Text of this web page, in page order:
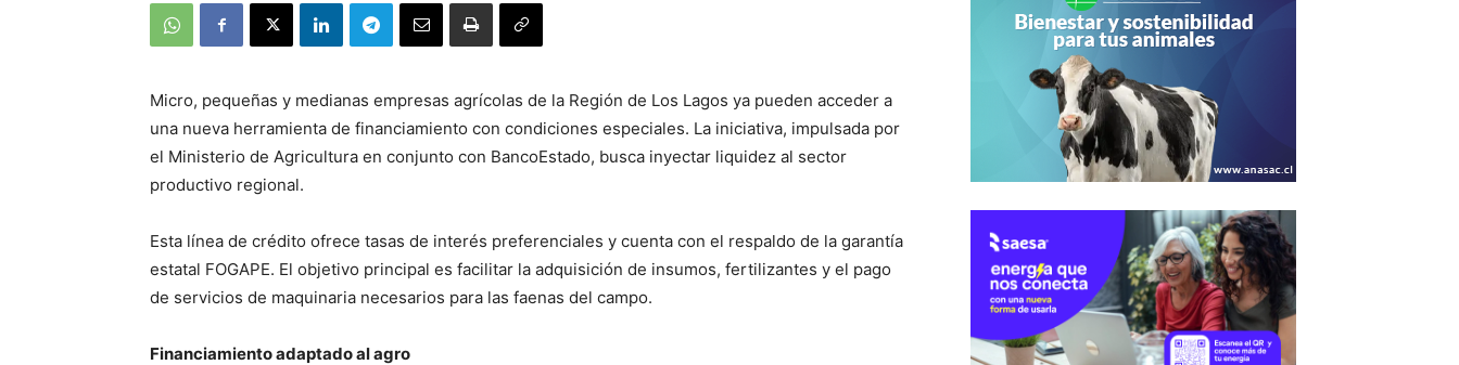
Micro, pequeñas y medianas empresas agrícolas de la Región de Los Lagos ya pueden acceder a
una nueva herramienta de financiamiento con condiciones especiales. La iniciativa, impulsada por
el Ministerio de Agricultura en conjunto con BancoEstado, busca inyectar liquidez al sector
productivo regional.
Esta línea de crédito ofrece tasas de interés preferenciales y cuenta con el respaldo de la garantía
estatal FOGAPE. El objetivo principal es facilitar la adquisición de insumos, fertilizantes y el pago
de servicios de maquinaria necesarios para las faenas del campo.
Financiamiento adaptado al agro